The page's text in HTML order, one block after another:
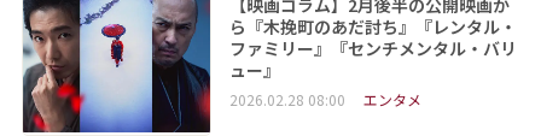
ら『木挽町のあだ討ち』『レンタル・
ファミリー』『センチメンタル・バリ
ュー』
2026.02.28 08:00 エンタメ